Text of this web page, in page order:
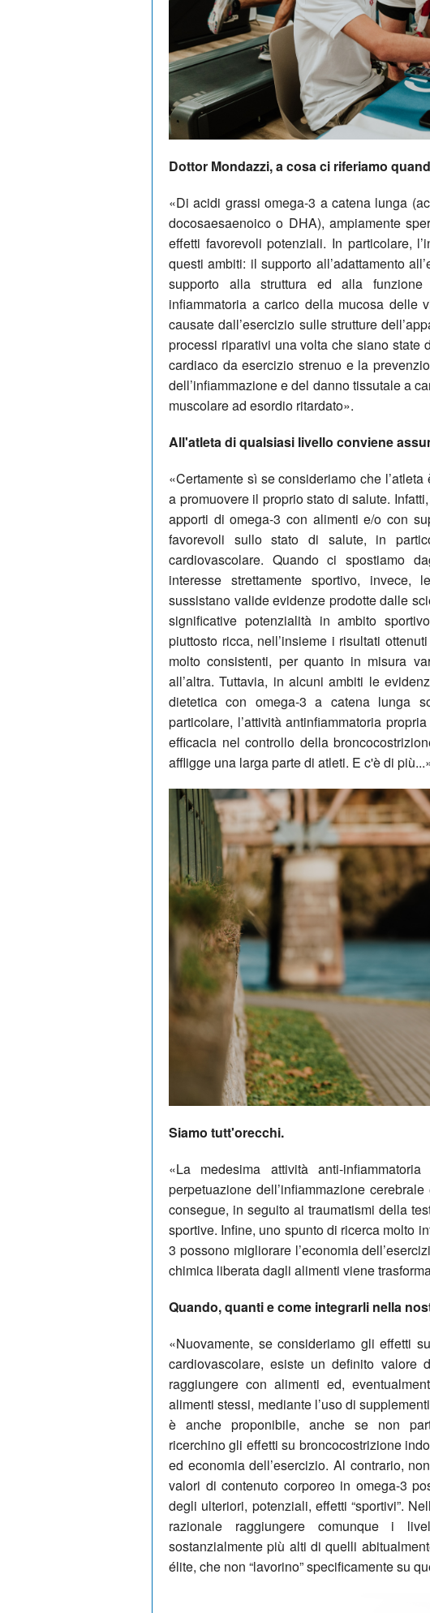
Dottor Mondazzi, a cosa ci riferiamo
«Di acidi grassi omega-3 a catena lunga
docosaesaenoico o DHA), ampiamente
effetti favorevoli potenziali. In particolare,
questi ambiti: il supporto all’adattamento
supporto alla struttura ed alla
infiammatoria a carico della mucosa delle
causate dall’esercizio sulle strutture
processi riparativi una volta che siano state
cardiaco da esercizio strenuo e la
dell’infiammazione e del danno tissutale a
muscolare ad esordio ritardato».
All'atleta di qualsiasi livello conviene
«Certamente sì se consideriamo che
a promuovere il proprio stato di salute.
apporti di omega-3 con alimenti e/o con
favorevoli sullo stato di salute, in
cardiovascolare. Quando ci spostiamo
interesse strettamente sportivo, invece,
sussistano valide evidenze prodotte dalle
significative potenzialità in ambito
piuttosto ricca, nell’insieme i risultati
molto consistenti, per quanto in misura
all’altra. Tuttavia, in alcuni ambiti le
dietetica con omega-3 a catena lunga
particolare, l’attività antinfiammatoria
efficacia nel controllo della
affligge una larga parte di atleti. E c'è di
Siamo tutt'orecchi.
«La medesima attività anti-
perpetuazione dell’infiammazione
consegue, in seguito ai traumatismi della
sportive. Infine, uno spunto di ricerca molto
3 possono migliorare l’economia
chimica liberata dagli alimenti viene
Quando, quanti e come integrarli nella
«Nuovamente, se consideriamo gli effetti
cardiovascolare, esiste un definito valore
raggiungere con alimenti ed,
alimenti stessi, mediante l’uso di
è anche proponibile, anche se non
ricerchino gli effetti su broncocostrizione
ed economia dell’esercizio. Al contrario,
valori di contenuto corporeo in omega-3
degli ulteriori, potenziali, effetti “sportivi”.
razionale raggiungere comunque i
sostanzialmente più alti di quelli
élite, che non “lavorino” specificamente su